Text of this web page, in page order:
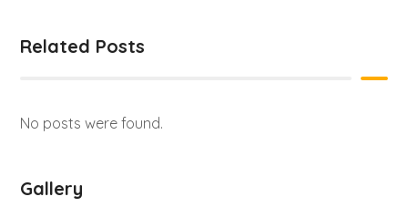
Related Posts
No posts were found.
Gallery